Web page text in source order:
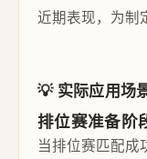
近期表现，为制
💡 实际应用场
排位赛准备阶
当排位赛匹配成